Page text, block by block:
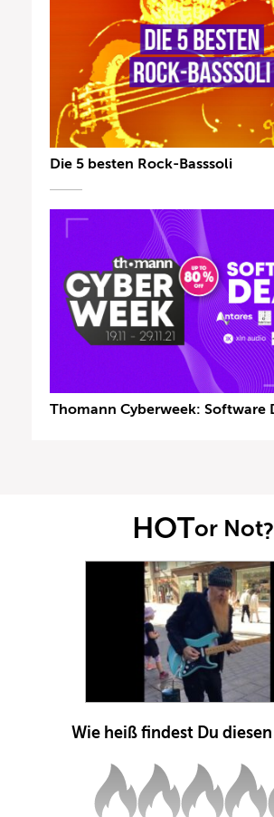
Die 5 besten Rock-Basssoli
Thomann Cyberweek: Software
HOTor Not?
Wie heiß findest Du